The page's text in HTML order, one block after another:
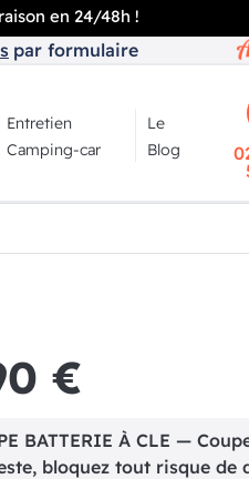
en 24/48h !
par formulaire
Entretien
Camping-car
Le
Blog
€
BATTERIE À CLE —
bloquez tout risque de